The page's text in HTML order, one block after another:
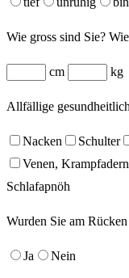
Wie gross sind Sie?
cm kg
Allfällige
Nacken Schulter
Venen, Krampfadern
Schlafapnöh
Wurden Sie am
Ja Nein